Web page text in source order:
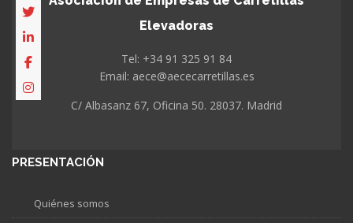
Elevadoras
Tel: +34 91 325 91 84
Email: aece@aececarretillas.es
C/ Albasanz 67, Oficina 50. 28037. Madrid
PRESENTACIÓN
Quiénes somos